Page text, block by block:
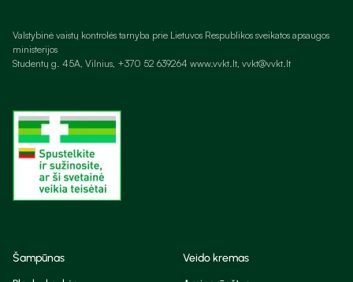
Valstybinė vaistų kontrolės tarnyba prie Lietuvos Respublikos sveikatos apsaugos
ministerijos
Studentų g. 45A, Vilnius, +370 52 639264 www.vvkt.lt, vvkt@vvkt.lt
Šampūnas
Veido kremas